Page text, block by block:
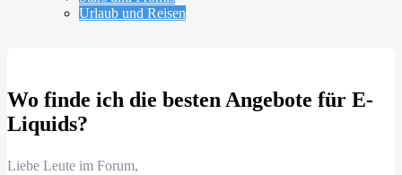
Urlaub und Reisen
Wo finde ich die besten Angebote für E-
Liquids?
Liebe Leute im Forum,